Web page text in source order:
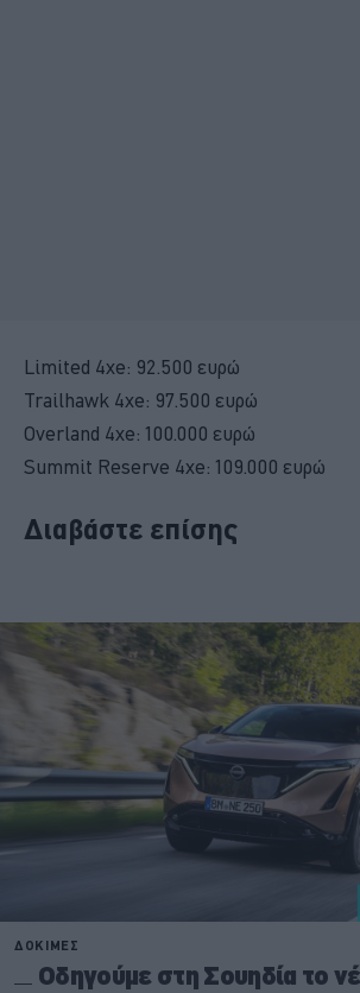
Limited 4xe: 92.500 ευρώ
Trailhawk 4xe: 97.500 ευρώ
Overland 4xe: 100.000 ευρώ
Summit Reserve 4xe: 109.000 ευρώ
Διαβάστε επίσης